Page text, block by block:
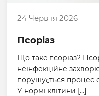
24 Червня 2026
Псоріаз
Що таке псоріаз?
неінфекційне
порушується процес
У нормі клітини […]